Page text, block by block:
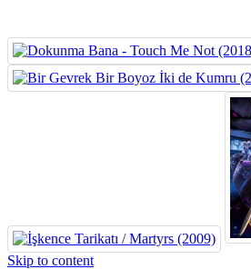
Skip to content